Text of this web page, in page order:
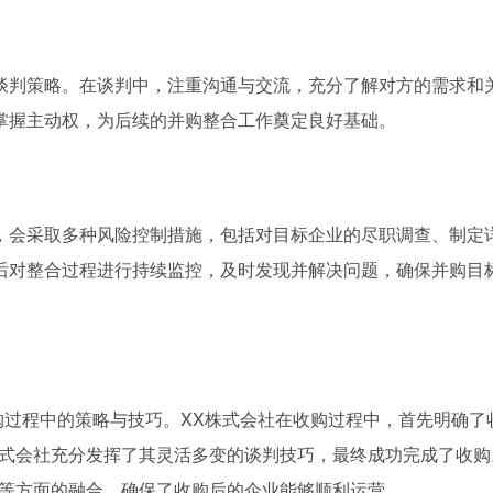
策略。在谈判中，注重沟通与交流，充分了解对方的需求和
主动权，为后续的并购整合工作奠定良好基础。
采取多种风险控制措施，包括对目标企业的尽职调查、制定
整合过程进行持续监控，及时发现并解决问题，确保并购目
程中的策略与技巧。XX株式会社在收购过程中，首先明确了
会社充分发挥了其灵活多变的谈判技巧，最终成功完成了收